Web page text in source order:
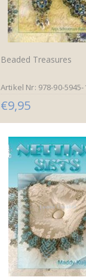
Beaded Treasures
Artikel Nr: 978-90-5945-
€9,95